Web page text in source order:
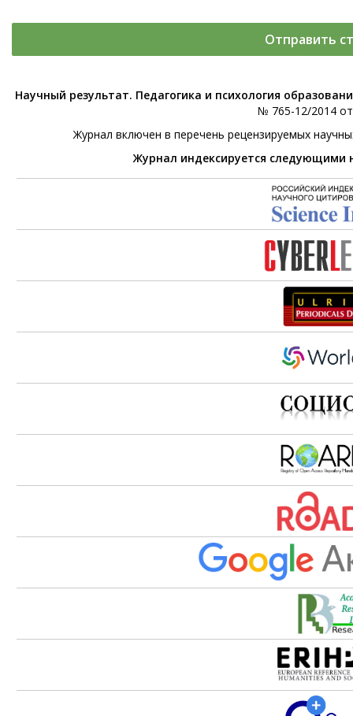
Отправить
Научный результат. Педагогика и психология
№ 765-12/2014
Журнал включен в перечень рецензируемых
Журнал индексируется